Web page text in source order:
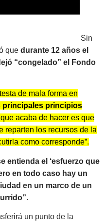
Sin
que durante 12 años el
“congelado” el Fondo
de mala forma en
principales principios
acaba de hacer es que
reparten los recursos de la
como corresponde”.
entienda el ‘esfuerzo que
en todo caso hay un
en un marco de un
un punto de la